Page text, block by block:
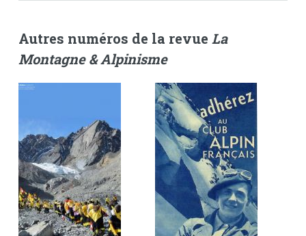
Autres numéros de la revue La
Montagne & Alpinisme